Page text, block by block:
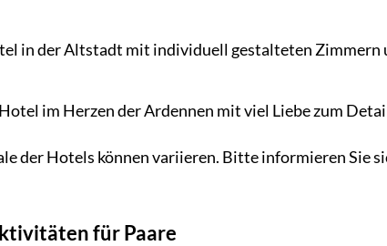
in der Altstadt mit individuell gestalteten Zimmern
im Herzen der Ardennen mit viel Liebe zum
der Hotels können variieren. Bitte informieren Sie
für Paare